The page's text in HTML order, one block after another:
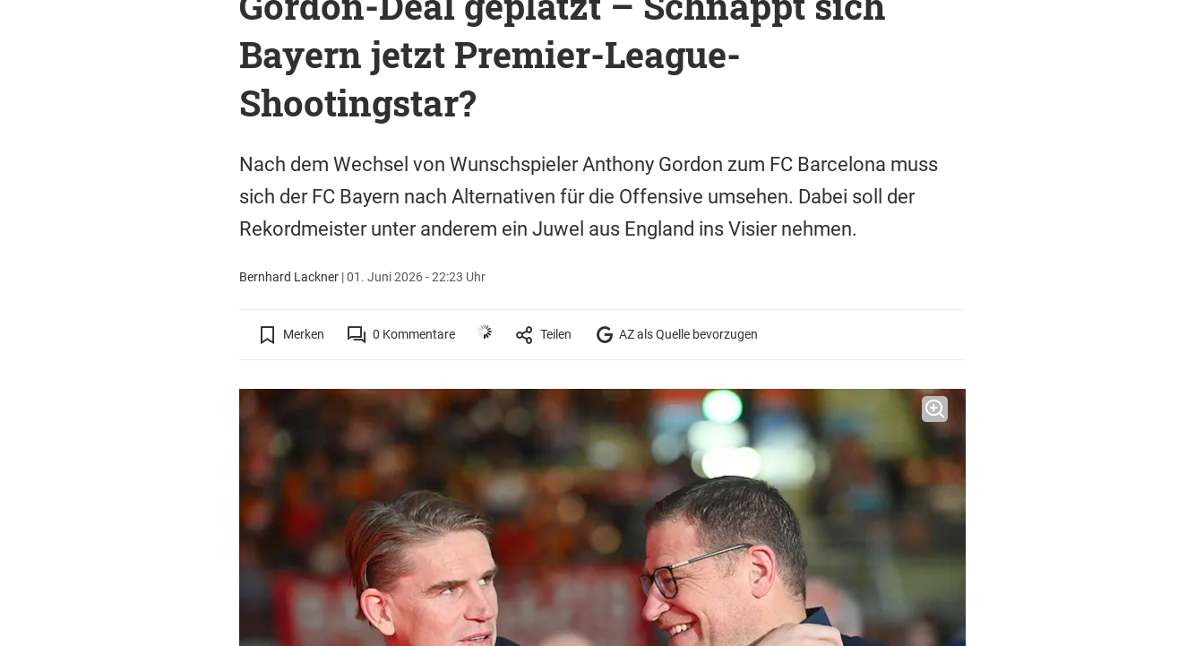
Bayern jetzt Premier-League-
Shootingstar?
Nach dem Wechsel von Wunschspieler Anthony Gordon zum FC Barcelona muss
sich der FC Bayern nach Alternativen für die Offensive umsehen. Dabei soll der
Rekordmeister unter anderem ein Juwel aus England ins Visier nehmen.
Bernhard Lackner |01. Juni 2026 - 22:23 Uhr
Merken 0 Kommentare Teilen AZ als Quelle bevorzugen